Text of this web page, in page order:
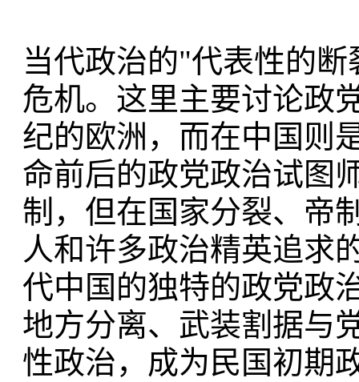
当代政治的"代表性的
危机。这里主要讨论政
纪的欧洲，而在中国则
命前后的政党政治试图
制，但在国家分裂、帝
人和许多政治精英追求
代中国的独特的政党政
地方分离、武装割据与
性政治，成为民国初期